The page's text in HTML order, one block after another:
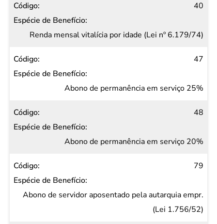
40
Renda mensal vitalícia por idade (Lei nº 6.179/74)
47
Abono de permanência em serviço 25%
48
Abono de permanência em serviço 20%
79
Abono de servidor aposentado pela autarquia empr.
(Lei 1.756/52)